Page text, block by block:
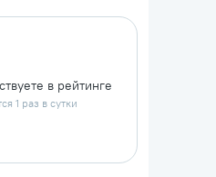
в рейтинге
1 раз в сутки